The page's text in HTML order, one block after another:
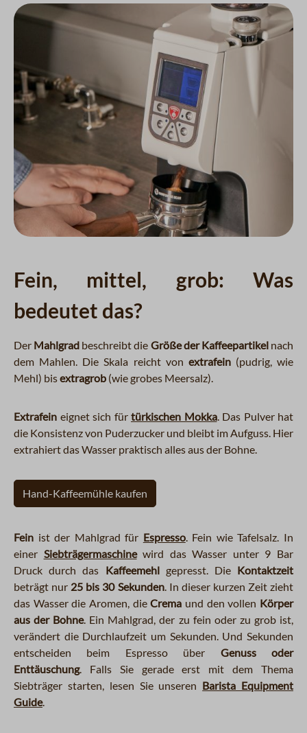
Fein, mittel, grob: Was
bedeutet das?
Der Mahlgrad beschreibt die Größe der Kaffeepartikelnach
dem Mahlen. Die Skala reicht von extrafein(pudrig, wie
Mehl) bisextragrob (wie grobes Meersalz).
Extrafein eignet sich für türkischen Mokka. Das Pulver hat
die Konsistenz von Puderzucker und bleibt im Aufguss. Hier
extrahiert das Wasser praktisch alles aus der Bohne.
Hand-Kaffeemühle kaufen
Fein ist der Mahlgrad für Espresso. Fein wie Tafelsalz. In
einer Siebträgermaschinewird das Wasser unter 9 Bar
Druck durch das Kaffeemehlgepresst. Die Kontaktzeit
beträgt nur 25 bis 30 Sekunden. In dieser kurzen Zeit zieht
das Wasser die Aromen, dieCrema und den vollen Körper
aus der Bohne. Ein Mahlgrad, der zu fein oder zu grob ist,
verändert die Durchlaufzeit um Sekunden. Und Sekunden
entscheiden beim Espresso über Genuss oder
Enttäuschung. Falls Sie gerade erst mit dem Thema
Siebträger starten, lesen Sie unseren Barista Equipment
Guide.